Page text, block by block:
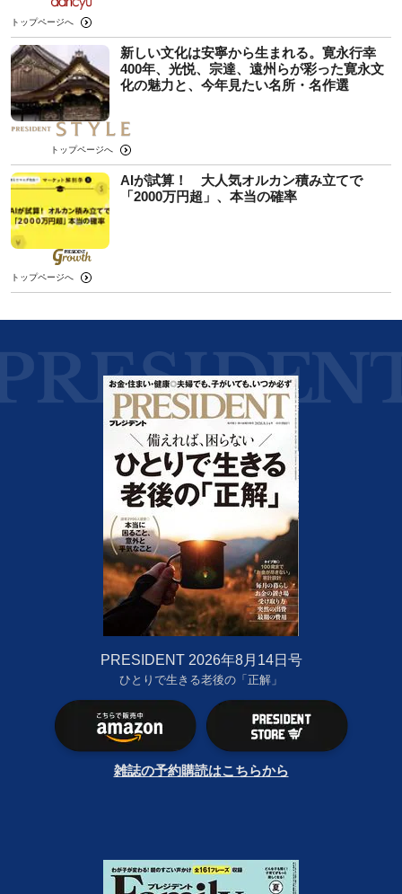
トップページへ
新しい文化は安寧から生まれる。寛永行幸
400年、光悦、宗達、遠州らが彩った寛永文
化の魅力と、今年見たい名所・名作選
トップページへ
AIが試算！ 大人気オルカン積み立てで
「2000万円超」、本当の確率
トップページへ
PRESIDENT 2026年8月14日号
ひとりで生きる老後の「正解」
雑誌の予約購読はこちらから